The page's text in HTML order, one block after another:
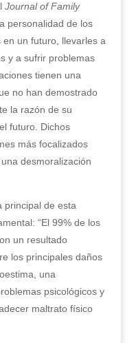
Journal of Family
personalidad de los
un futuro, llevarles a
y a sufrir problemas
tienen una
no han demostrado
la razón de su
futuro. Dichos
más focalizados
desmoralización
principal de esta
“El 99% de los
un resultado
los principales daños
una
psicológicos y
maltrato físico